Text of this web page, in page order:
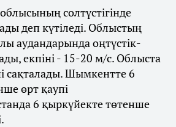
солтүстігінде
деп күтіледі. Облыстың
аудандарында оңтүстік-
екпіні - 15-20 м/с. Облыста
сақталады. Шымкентте 6
өрт қаупі
6 қыркүйекте төтенше